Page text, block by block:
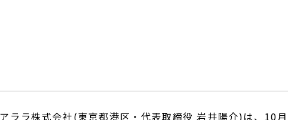
ララ株式会社(東京都港区・代表取締役 岩井陽介)は、10